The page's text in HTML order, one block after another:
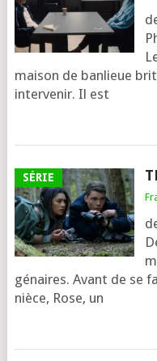
mai­son de ban­lieue
inter­ve­nir. Il est
SÉRIE
gé­naires. Avant de se
nièce, Rose, un